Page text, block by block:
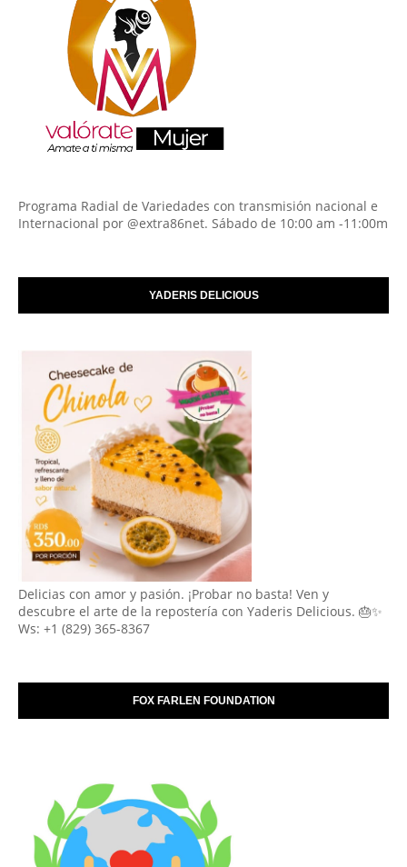
Programa Radial de Variedades con transmisión nacional e
Internacional por @extra86net. Sábado de 10:00 am -11:00m
YADERIS DELICIOUS
Delicias con amor y pasión. ¡Probar no basta! Ven y
descubre el arte de la repostería con Yaderis Delicious. 🎂✨
Ws: +1 (829) 365-8367
FOX FARLEN FOUNDATION